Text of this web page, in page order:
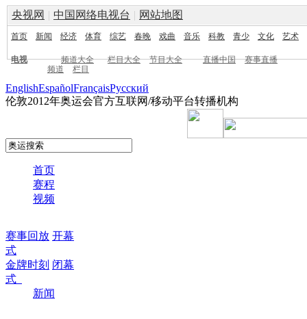
央视网 | 中国网络电视台 | 网站地图
首页 新闻 经济 体育 综艺 春晚 戏曲 音乐 科教 青少 文化 艺术
电视 频道大全 栏目大全 节目大全 直播中国
赛事直播
频道
栏目
EnglishEspañolFrançaisPусский
伦敦2012年奥运会官方互联网/移动平台转播机构
首页
赛程
视频
赛事回放 开幕
式
金牌时刻 闭幕
式
新闻